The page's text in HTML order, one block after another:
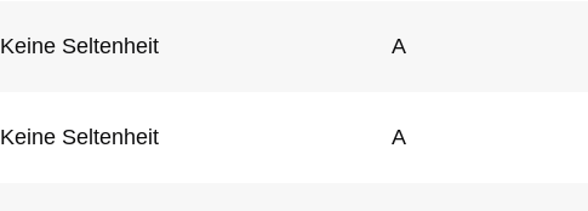
Keine Seltenheit A
Keine Seltenheit A